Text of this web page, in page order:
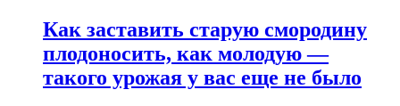
Как заставить старую смородину
плодоносить, как молодую —
такого урожая у вас еще не было